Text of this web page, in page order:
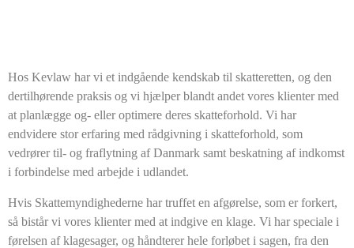
Hos Kevlaw har vi et indgående kendskab til skatteretten, og den
dertilhørende praksis og vi hjælper blandt andet vores klienter med
at planlægge og- eller optimere deres skatteforhold. Vi har
endvidere stor erfaring med rådgivning i skatteforhold, som
vedrører til- og fraflytning af Danmark samt beskatning af indkomst
i forbindelse med arbejde i udlandet.
Hvis Skattemyndighederne har truffet en afgørelse, som er forkert,
så bistår vi vores klienter med at indgive en klage. Vi har speciale i
førelsen af klagesager, og håndterer hele forløbet i sagen, fra den